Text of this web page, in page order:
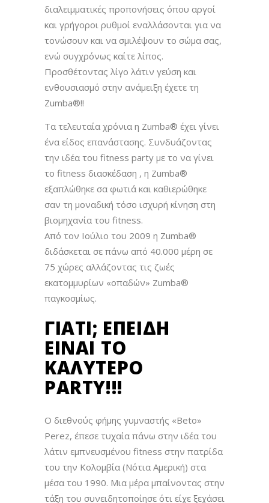
διαλειμματικές προπονήσεις όπου αργοί
και γρήγοροι ρυθμοί εναλλάσονται για να
τονώσουν και να σμιλέψουν το σώμα σας,
ενώ συγχρόνως καίτε λίπος.
Προσθέτοντας λίγο λάτιν γεύση και
ενθουσιασμό στην ανάμειξη έχετε τη
Zumba®!!
Tα τελευταία χρόνια η Zumba® έχει γίνει
ένα είδος επανάστασης. Συνδυάζοντας
την ιδέα του fitness party με τo να γίνει
το fitness διασκέδαση , η Zumba®
εξαπλώθηκε σα φωτιά και καθιερώθηκε
σαν τη μοναδική τόσο ισχυρή κίνηση στη
βιομηχανία του fitness.
Από τον Ιούλιο του 2009 η Zumba®
διδάσκεται σε πάνω από 40.000 μέρη σε
75 χώρες αλλάζοντας τις ζωές
εκατομμυρίων «οπαδών» Zumba®
παγκοσμίως.
ΓΙΑΤΊ; ΕΠΕΙΔΉ
ΕΊΝΑΙ ΤΟ
ΚΑΛΎΤΕΡΟ
PARTY!!!
Ο διεθνούς φήμης γυμναστής «Beto»
Perez, έπεσε τυχαία πάνω στην ιδέα του
λάτιν εμπνευσμένου fitness στην πατρίδα
του την Κολομβία (Νότια Αμερική) στα
μέσα του 1990. Μια μέρα μπαίνοντας στην
τάξη του συνειδητοποίησε ότι είχε ξεχάσει